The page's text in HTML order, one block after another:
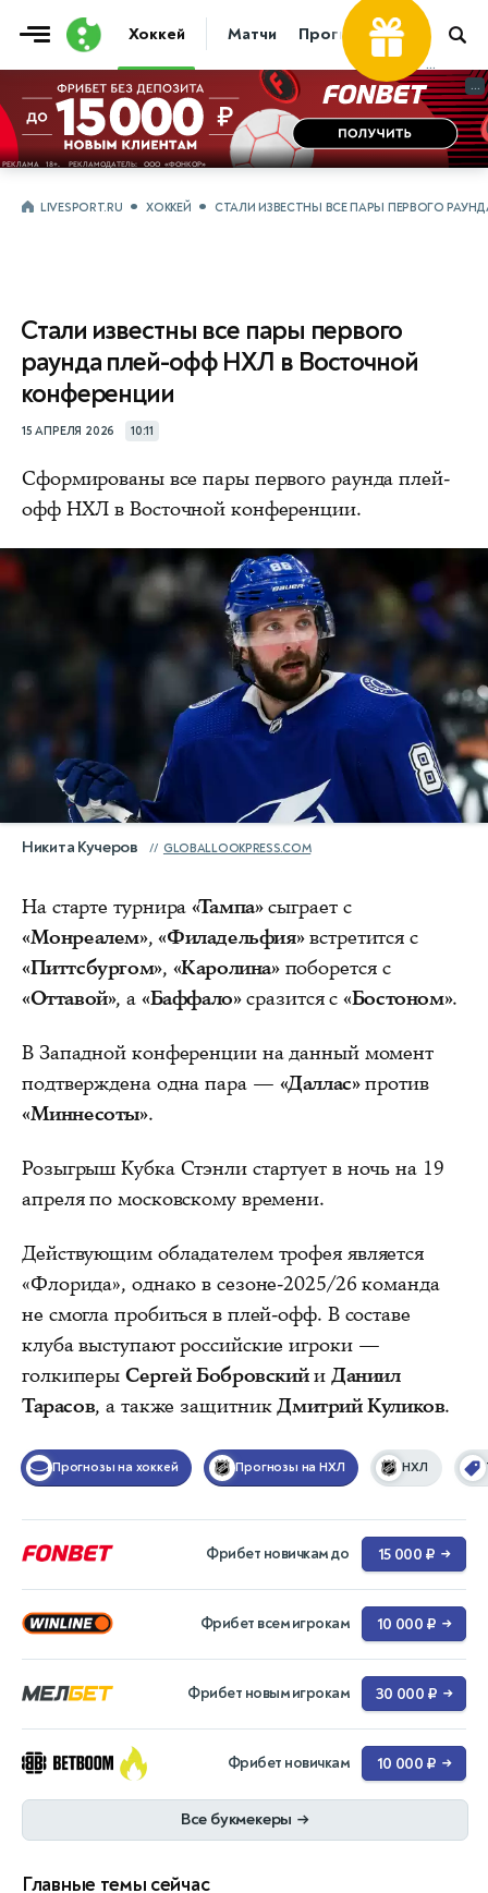
Хоккей Матчи Прогнозы
...
...
LIVESPORT.RU ХОККЕЙ СТАЛИ ИЗВЕСТНЫ ВСЕ ПАРЫ ПЕРВОГО
Стали известны все пары первого
раунда плей-офф НХЛ в Восточной
конференции
15 АПРЕЛЯ 2026 10:11
Сформированы все пары первого раунда плей-
офф НХЛ в Восточной конференции.
Никита Кучеров GLOBALLOOKPRESS.COM
На старте турнира«Тампа»сыграет с
«Монреалем»,«Филадельфия»встретится с
«Питтсбургом», «Каролина»поборется с
«Оттавой», а«Баффало»сразится с«Бостоном».
В Западной конференции на данный момент
подтверждена одна пара — «Даллас»против
«Миннесоты».
Розыгрыш Кубка Стэнли стартует в ночь на 19
апреля по московскому времени.
Действующим обладателем трофея является
«Флорида», однако в сезоне-2025/26 команда
не смогла пробиться в плей-офф. В составе
клуба выступают российские игроки —
голкиперыСергей Бобровскийи Даниил
Тарасов, а также защитникДмитрий Куликов.
Прогнозы на хоккей Прогнозы на НХЛ НХЛ
Фрибет новичкам до 15 000 ₽ →
Фрибет всем игрокам 10 000 ₽ →
Фрибет новым игрокам 30 000 ₽ →
Фрибет новичкам 10 000 ₽ →
Все букмекеры →
Главные темы сейчас